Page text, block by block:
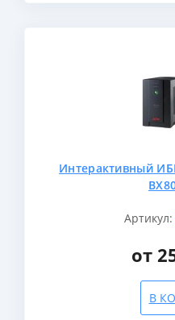
Интерактивный
Артикул:
от
В